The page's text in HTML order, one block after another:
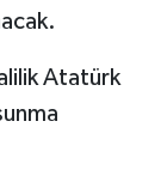
Atatürk